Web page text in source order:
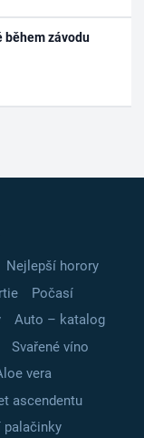
během závodu
Nejlepší horory
Počasí
Auto – katalog
Svařené víno
vera
ascendentu
palačinky